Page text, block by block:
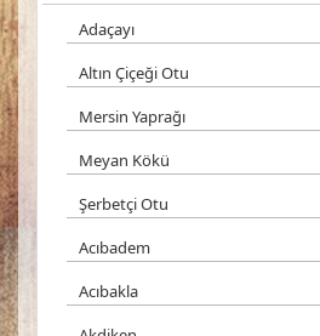
Adaçayı
Altın Çiçeği Otu
Mersin Yaprağı
Meyan Kökü
Şerbetçi Otu
Acıbadem
Acıbakla